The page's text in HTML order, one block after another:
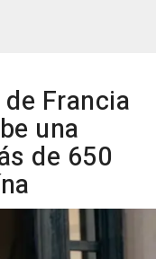
Francia
una
de 650